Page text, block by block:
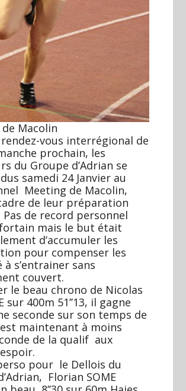
Macolin
vous interrégional de
prochain, les
du Groupe d’Adrian se
samedi 24 Janvier au
Meeting de Macolin,
de leur préparation
Pas de record personnel
mais le but était
d’accumuler les
pour compenser les
s’entrainer sans
couvert.
le beau chrono de Nicolas
sur 400m 51’’13, il gagne
seconde sur son temps de
maintenant à moins
de la qualif aux
pour le Dellois du
Florian SOME